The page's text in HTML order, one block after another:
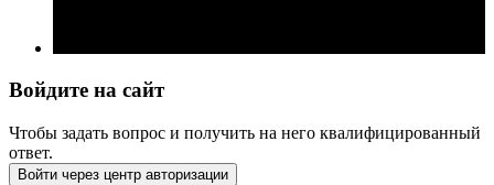
Войдите на сайт
Чтобы задать вопрос и получить на него квалифицированный
ответ.
Войти через центр авторизации